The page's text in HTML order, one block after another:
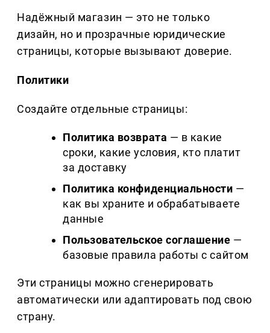
Надёжный магазин — это не только
дизайн, но и прозрачные юридические
страницы, которые вызывают доверие.
Политики
Создайте отдельные страницы:
Политика возврата — в какие
сроки, какие условия, кто платит
за доставку
Политика конфиденциальности —
как вы храните и обрабатываете
данные
Пользовательское соглашение —
базовые правила работы с сайтом
Эти страницы можно сгенерировать
автоматически или адаптировать под свою
страну.